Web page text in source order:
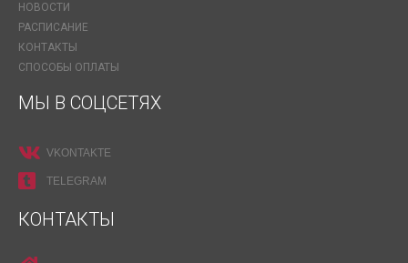
НОВОСТИ
РАСПИСАНИЕ
КОНТАКТЫ
СПОСОБЫ ОПЛАТЫ
МЫ В СОЦСЕТЯХ
VKONTAKTE
TELEGRAM
КОНТАКТЫ